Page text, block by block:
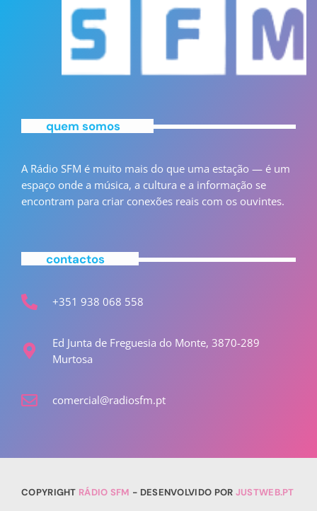
quem somos
A Rádio SFM é muito mais do que uma estação — é um
espaço onde a música, a cultura e a informação se
encontram para criar conexões reais com os ouvintes.
contactos
+351 938 068 558
Ed Junta de Freguesia do Monte, 3870-289
Murtosa
comercial@radiosfm.pt
COPYRIGHT RÁDIO SFM - DESENVOLVIDO POR JUSTWEB.PT